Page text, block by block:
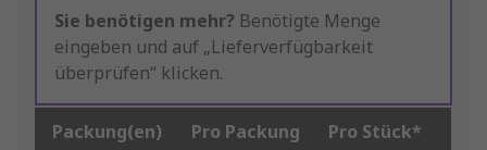
Sie benötigen mehr? Benötigte Menge
eingeben und auf „Lieferverfügbarkeit
überprüfen“ klicken.
Packung(en) Pro Packung Pro Stück*